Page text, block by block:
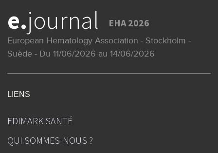
e.journal EHA 2026
European Hematology Association - Stockholm -
Suède - Du 11/06/2026 au 14/06/2026
LIENS
EDIMARK SANTÉ
QUI SOMMES-NOUS ?